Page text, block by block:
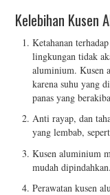
Kelebihan Kusen
Ketahanan
lingkungan tidak
aluminium. Kusen
karena suhu yang
panas yang
Anti rayap, dan
yang lembab,
Kusen aluminium
mudah dipindahkan.
Perawatan kusen